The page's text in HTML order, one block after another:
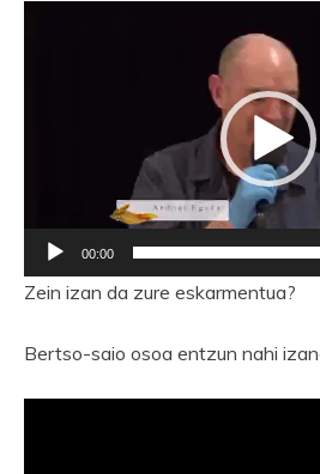
00:00
Zein izan da zure eskarmentua?
Bertso-saio osoa entzun nahi